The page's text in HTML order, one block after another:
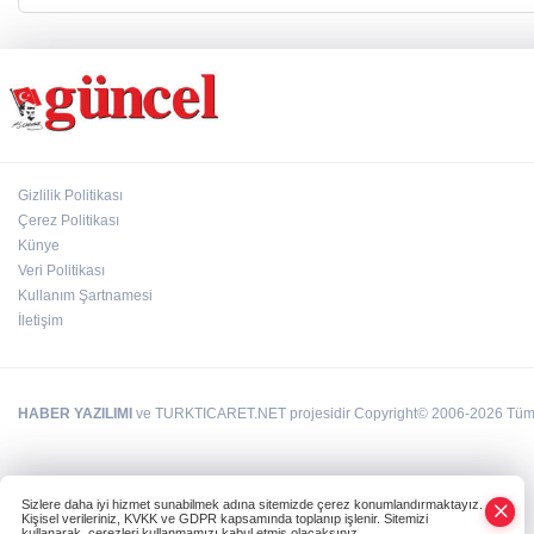
Gizlilik Politikası
Çerez Politikası
Künye
Veri Politikası
Kullanım Şartnamesi
İletişim
HABER YAZILIMI ve TURKTICARET.NET projesidir Copyright© 2006-2026 Tüm
Sizlere daha iyi hizmet sunabilmek adına sitemizde çerez konumlandırmaktayız.
Kişisel verileriniz, KVKK ve GDPR kapsamında toplanıp işlenir. Sitemizi